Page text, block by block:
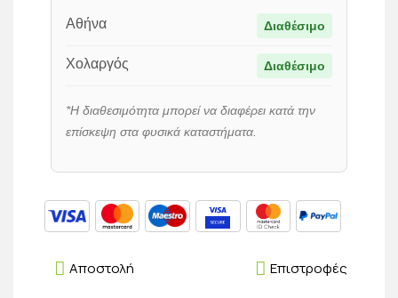
Αθήνα Διαθέσιμο
Χολαργός Διαθέσιμο
*Η διαθεσιμότητα μπορεί να διαφέρει κατά την
επίσκεψη στα φυσικά καταστήματα.
Επιστροφές
Αποστολή